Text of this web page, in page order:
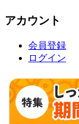
アカウント
会員登録
ログイン